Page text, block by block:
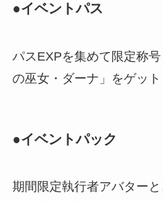
●イベントパス
パスEXPを集めて限定称
の巫女・ダーナ」をゲット
●イベントパック
期間限定執行者アバター